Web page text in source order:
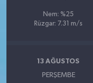
Nem: %25
Rüzgar: 7.31 m/s
13 AĞUSTOS
PERŞEMBE